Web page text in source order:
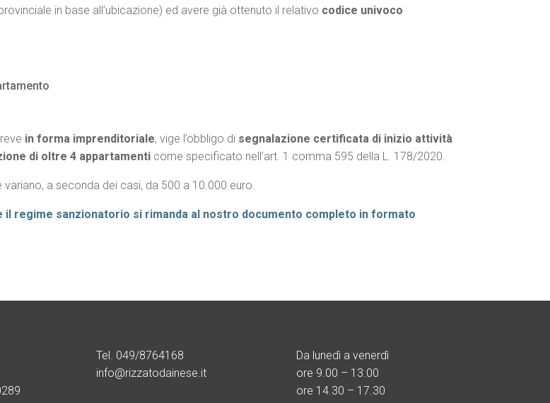
in base all’ubicazione) ed avere già ottenuto il relativo codice univoco
in forma imprenditoriale, vige l’obbligo di segnalazione certificata di inizio attività
di oltre 4 appartamenti come specificato nell’art. 1 comma 595 della L. 178/2020.
variano, a seconda dei casi, da 500 a 10.000 euro.
regime sanzionatorio si rimanda al nostro documento completo in formato
Tel. 049/8764168
info@rizzatodainese.it
Da lunedì a venerdì
ore 9.00 – 13.00
ore 14.30 – 17.30